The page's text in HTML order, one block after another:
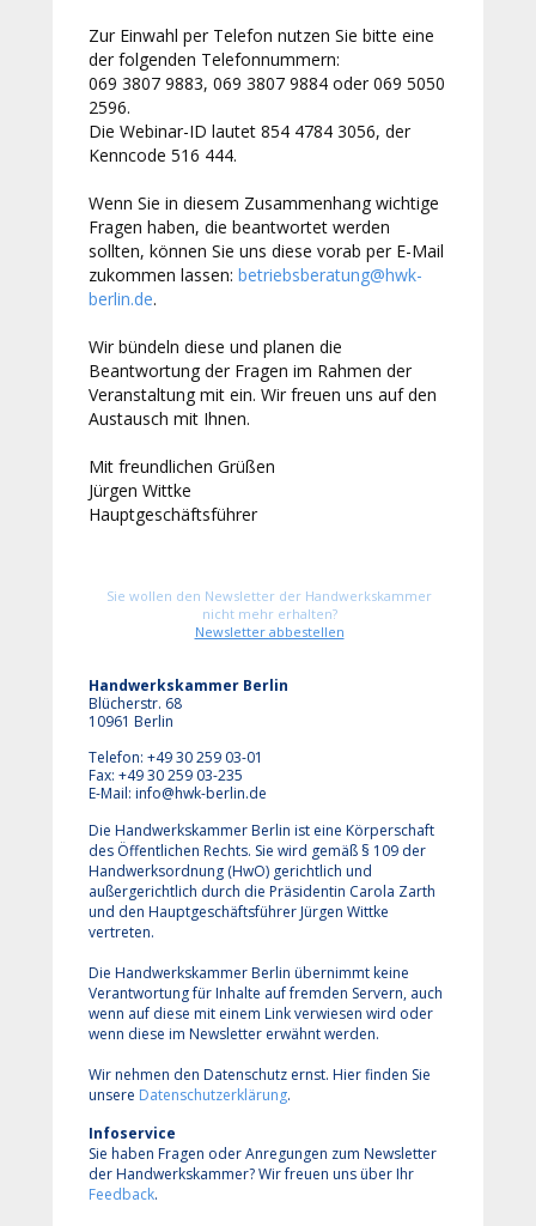
Zur Einwahl per Telefon nutzen Sie bitte eine
der folgenden Telefonnummern:
069 3807 9883, 069 3807 9884 oder 069 5050
2596.
Die Webinar-ID lautet 854 4784 3056, der
Kenncode 516 444.
Wenn Sie in diesem Zusammenhang wichtige
Fragen haben, die beantwortet werden
sollten, können Sie uns diese vorab per E-Mail
zukommen lassen: betriebsberatung@hwk-
berlin.de.
Wir bündeln diese und planen die
Beantwortung der Fragen im Rahmen der
Veranstaltung mit ein. Wir freuen uns auf den
Austausch mit Ihnen.
Mit freundlichen Grüßen
Jürgen Wittke
Hauptgeschäftsführer
Sie wollen den Newsletter der Handwerkskammer
nicht mehr erhalten?
Newsletter abbestellen
Handwerkskammer Berlin
Blücherstr. 68
10961 Berlin
Telefon: +49 30 259 03-01
Fax: +49 30 259 03-235
E-Mail: info@hwk-berlin.de
Die Handwerkskammer Berlin ist eine Körperschaft
des Öffentlichen Rechts. Sie wird gemäß § 109 der
Handwerksordnung (HwO) gerichtlich und
außergerichtlich durch die Präsidentin Carola Zarth
und den Hauptgeschäftsführer Jürgen Wittke
vertreten.
Die Handwerkskammer Berlin übernimmt keine
Verantwortung für Inhalte auf fremden Servern, auch
wenn auf diese mit einem Link verwiesen wird oder
wenn diese im Newsletter erwähnt werden.
Wir nehmen den Datenschutz ernst. Hier finden Sie
unsere Datenschutzerklärung.
Infoservice
Sie haben Fragen oder Anregungen zum Newsletter
der Handwerkskammer? Wir freuen uns über Ihr
Feedback.